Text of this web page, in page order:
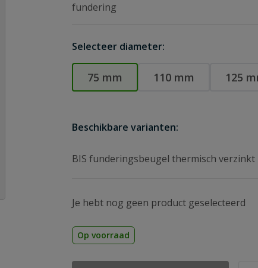
fundering
Selecteer diameter:
75 mm 110 mm 125
Beschikbare varianten:
BIS funderingsbeugel thermisch verzinkt
Je hebt nog geen product geselecteerd
Op voorraad